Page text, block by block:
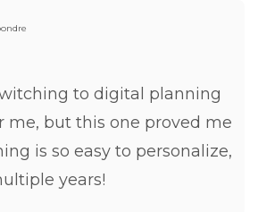
to digital planning
me, but this one proved me
is so easy to personalize,
years!